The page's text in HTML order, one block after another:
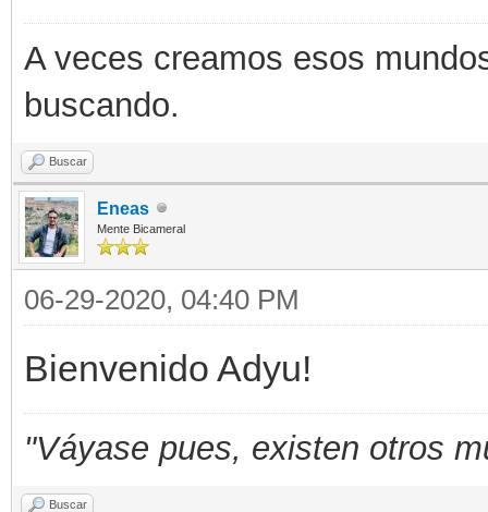
A veces creamos esos
buscando.
Buscar
Eneas
Mente Bicameral
06-29-2020, 04:40 PM
Bienvenido Adyu!
"Váyase pues, existen otros
Buscar